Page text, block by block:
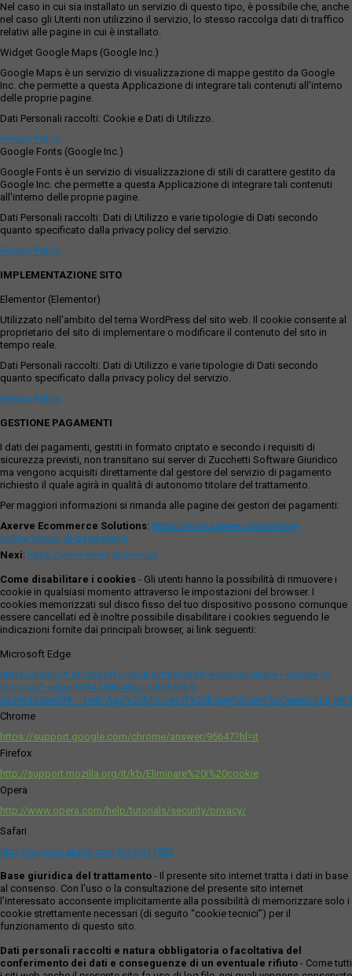
Nel caso in cui sia installato un servizio di questo tipo, è possibile che, anche
nel caso gli Utenti non utilizzino il servizio, lo stesso raccolga dati di traffico
relativi alle pagine in cui è installato.
Widget Google Maps (Google Inc.)
Google Maps è un servizio di visualizzazione di mappe gestito da Google
Inc. che permette a questa Applicazione di integrare tali contenuti all'interno
delle proprie pagine.
Dati Personali raccolti: Cookie e Dati di Utilizzo.
Privacy Policy
Google Fonts (Google Inc.)
Google Fonts è un servizio di visualizzazione di stili di carattere gestito da
Google Inc. che permette a questa Applicazione di integrare tali contenuti
all'interno delle proprie pagine.
Dati Personali raccolti: Dati di Utilizzo e varie tipologie di Dati secondo
quanto specificato dalla privacy policy del servizio.
Privacy Policy
IMPLEMENTAZIONE SITO
Elementor (Elementor)
Utilizzato nell'ambito del tema WordPress del sito web. Il cookie consente al
proprietario del sito di implementare o modificare il contenuto del sito in
tempo reale.
Dati Personali raccolti: Dati di Utilizzo e varie tipologie di Dati secondo
quanto specificato dalla privacy policy del servizio.
Privacy Policy
GESTIONE PAGAMENTI
I dati dei pagamenti, gestiti in formato criptato e secondo i requisiti di
sicurezza previsti, non transitano sui server di Zucchetti Software Giuridico
ma vengono acquisiti direttamente dal gestore del servizio di pagamento
richiesto il quale agirà in qualità di autonomo titolare del trattamento.
Per maggiori informazioni si rimanda alle pagine dei gestori dei pagamenti:
Axerve Ecommerce Solutions: https://www.axerve.com/privacy-
policy/servizi-di-pagamento
Nexi: https://www.nexi.it/it/privacy
Come disabilitare i cookies - Gli utenti hanno la possibilità di rimuovere i
cookie in qualsiasi momento attraverso le impostazioni del browser. I
cookies memorizzati sul disco fisso del tuo dispositivo possono comunque
essere cancellati ed è inoltre possibile disabilitare i cookies seguendo le
indicazioni fornite dai principali browser, ai link seguenti:
Microsoft Edge
https://support.microsoft.com/it-it/microsoft-edge/eliminare-i-cookie-in-
microsoft-edge-63947406-40ac-c3b8-57b9-
Chrome
https://support.google.com/chrome/answer/95647?hl=it
Firefox
http://support.mozilla.org/it/kb/Eliminare%20i%20cookie
Opera
http://www.opera.com/help/tutorials/security/privacy/
Safari
http://support.apple.com/kb/ph11920
Base giuridica del trattamento - Il presente sito internet tratta i dati in base
al consenso. Con l'uso o la consultazione del presente sito internet
l’interessato acconsente implicitamente alla possibilità di memorizzare solo i
cookie strettamente necessari (di seguito “cookie tecnici”) per il
funzionamento di questo sito.
Dati personali raccolti e natura obbligatoria o facoltativa del
conferimento dei dati e conseguenze di un eventuale rifiuto - Come tutti